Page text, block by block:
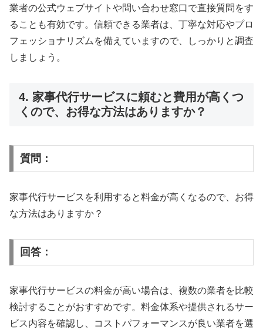
業者の公式ウェブサイトや問い合わせ窓口で直接質問をす
ることも有効です。信頼できる業者は、丁寧な対応やプロ
フェッショナリズムを備えていますので、しっかりと調査
しましょう。
4. 家事代行サービスに頼むと費用が高くつ
くので、お得な方法はありますか？
質問：
家事代行サービスを利用すると料金が高くなるので、お得
な方法はありますか？
回答：
家事代行サービスの料金が高い場合は、複数の業者を比較
検討することがおすすめです。料金体系や提供されるサー
ビス内容を確認し、コストパフォーマンスが良い業者を選